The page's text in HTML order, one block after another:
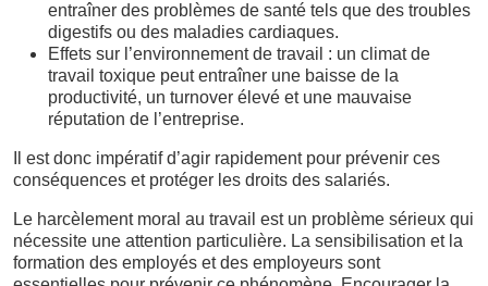
entraîner des problèmes de santé tels que des troubles
digestifs ou des maladies cardiaques.
Effets sur l’environnement de travail : un climat de
travail toxique peut entraîner une baisse de la
productivité, un turnover élevé et une mauvaise
réputation de l’entreprise.
Il est donc impératif d’agir rapidement pour prévenir ces
conséquences et protéger les droits des salariés.
Le harcèlement moral au travail est un problème sérieux qui
nécessite une attention particulière. La sensibilisation et la
formation des employés et des employeurs sont